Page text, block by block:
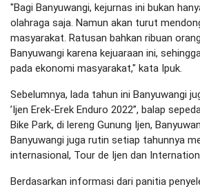
"Bagi Banyuwangi, kejurnas ini bukan
olahraga saja. Namun akan turut
masyarakat. Ratusan bahkan ribuan
Banyuwangi karena kejuaraan ini,
pada ekonomi masyarakat," kata Ipuk.
Sebelumnya, lada tahun ini Banyuwangi
’Ijen Erek-Erek Enduro 2022”, balap
Bike Park, di lereng Gunung Ijen,
Banyuwangi juga rutin setiap tahunnya
internasional, Tour de Ijen dan
Berdasarkan informasi dari panitia